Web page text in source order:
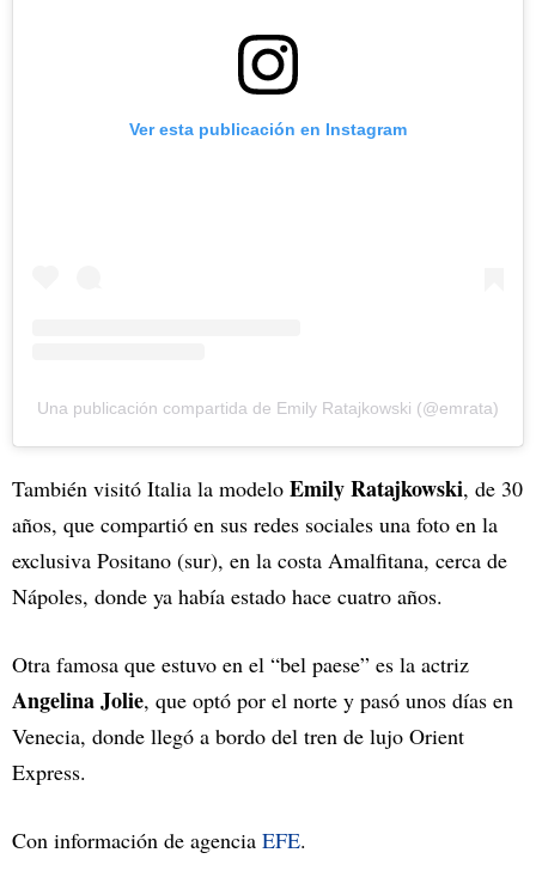
Ver esta publicación en Instagram
Una publicación compartida de Emily Ratajkowski (@emrata)
También visitó Italia la modelo Emily Ratajkowski, de 30
años, que compartió en sus redes sociales una foto en la
exclusiva Positano (sur), en la costa Amalfitana, cerca de
Nápoles, donde ya había estado hace cuatro años.
Otra famosa que estuvo en el “bel paese” es la actriz
Angelina Jolie, que optó por el norte y pasó unos días en
Venecia, donde llegó a bordo del tren de lujo Orient
Express.
Con información de agencia EFE.